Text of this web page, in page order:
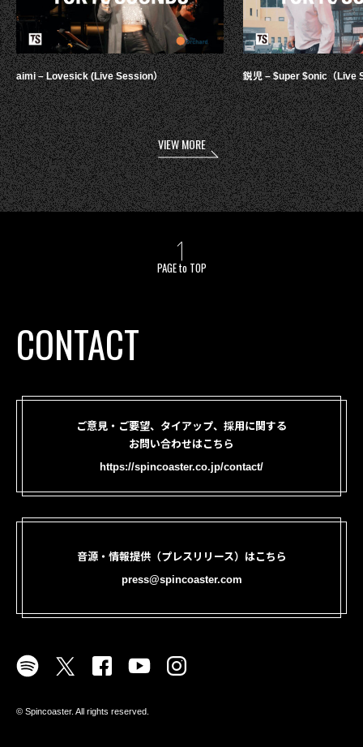
aimi – Lovesick (Live Session） 鋭児 – $uper $onic（Live
VIEW MORE
PAGE to TOP
CONTACT
ご意見・ご要望、タイアップ、採用に関する
お問い合わせはこちら
https://spincoaster.co.jp/contact/
音源・情報提供（プレスリリース）はこちら
press@spincoaster.com
©︎ Spincoaster. All rights reserved.